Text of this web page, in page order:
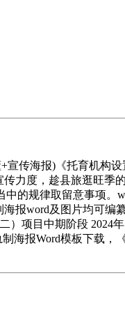
海报)《托育机构设
力度，趁县旅逛旺
的规律取留意事项。
报word及图片均可编
项目中期阶段
海报Word模板下载